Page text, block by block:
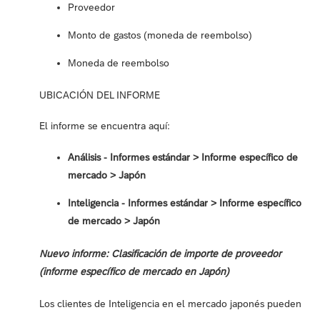
Proveedor
Monto de gastos (moneda de reembolso)
Moneda de reembolso
UBICACIÓN DEL INFORME
El informe se encuentra aquí:
Análisis - Informes estándar ‎> Informe específico de
mercado > Japón
Inteligencia - Informes estándar ‎> Informe específico
de mercado > Japón
Nuevo informe: Clasificación de importe de proveedor
(informe específico de mercado en Japón)
Los clientes de Inteligencia en el mercado japonés pueden